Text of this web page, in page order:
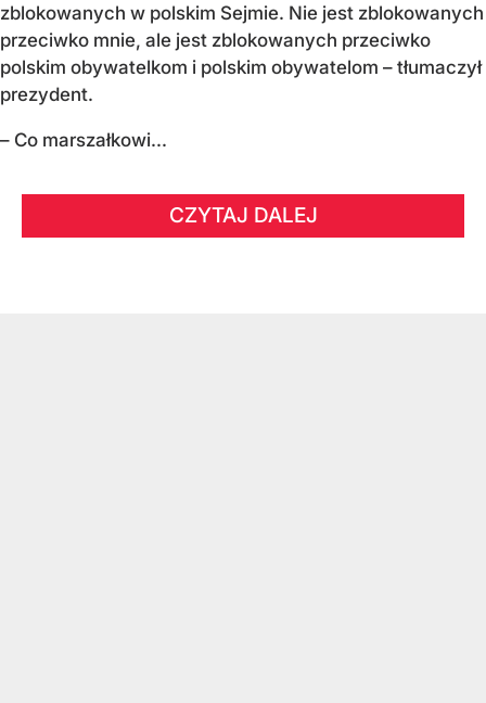
zblokowanych w polskim Sejmie. Nie jest zblokowanych
przeciwko mnie, ale jest zblokowanych przeciwko
polskim obywatelkom i polskim obywatelom – tłumaczył
prezydent.
– Co marszałkowi...
CZYTAJ DALEJ